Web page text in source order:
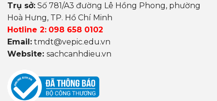
Trụ sở: Số 781/A3 đường Lê Hồng Phong, phường
Hoà Hưng, TP. Hồ Chí Minh
Hotline 2: 098 658 0102
Email: tmdt@vepic.edu.vn
Website: sachcanhdieu.vn